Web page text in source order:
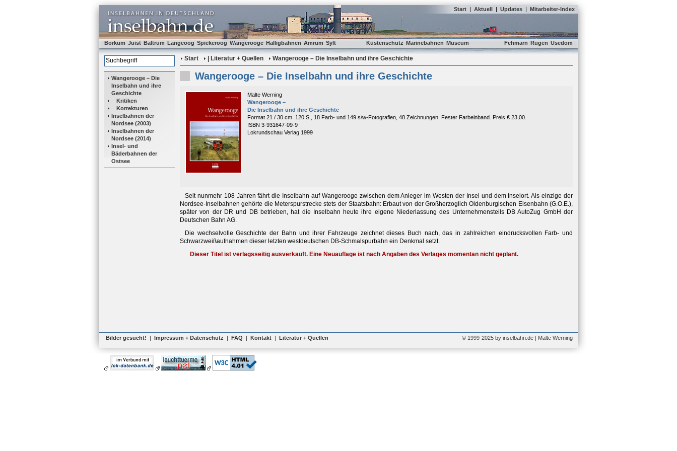
Start | Aktuell | Updates | Mitarbeiter-Index
Borkum Juist Baltrum Langeoog Spiekeroog Wangerooge Halligbahnen Amrum Sylt Küstenschutz Marinebahnen Museum Fehmarn Rügen Usedom
Wangerooge – Die
Inselbahn und ihre
Geschichte
Kritiken
Korrekturen
Inselbahnen der
Nordsee (2003)
Inselbahnen der
Nordsee (2014)
Insel- und
Bäderbahnen der
Ostsee
Start | Literatur + Quellen Wangerooge – Die Inselbahn und ihre Geschichte
Wangerooge – Die Inselbahn und ihre Geschichte
Malte Werning
Wangerooge –
Die Inselbahn und ihre Geschichte
Format 21 / 30 cm. 120 S., 18 Farb- und 149 s/w-Fotografien, 48 Zeichnungen. Fester Farbeinband. Preis € 23,00.
ISBN 3-931647-09-9
Lokrundschau Verlag 1999
Seit nunmehr 108 Jahren fährt die Inselbahn auf Wangerooge zwischen dem Anleger im Westen der Insel und dem Inselort. Als einzige der
Nordsee-Inselbahnen gehörte die Meterspurstrecke stets der Staatsbahn: Erbaut von der Großherzoglich Oldenburgischen Eisenbahn (G.O.E.),
später von der DR und DB betrieben, hat die Inselbahn heute ihre eigene Niederlassung des Unternehmensteils DB AutoZug GmbH der
Deutschen Bahn AG.
Die wechselvolle Geschichte der Bahn und ihrer Fahrzeuge zeichnet dieses Buch nach, das in zahlreichen eindrucksvollen Farb- und
Schwarzweißaufnahmen dieser letzten westdeutschen DB-Schmalspurbahn ein Denkmal setzt.
Dieser Titel ist verlagsseitig ausverkauft. Eine Neuauflage ist nach Angaben des Verlages momentan nicht geplant.
Bilder gesucht! | Impressum + Datenschutz | FAQ | Kontakt | Literatur + Quellen © 1999-2025 by inselbahn.de | Malte Werning